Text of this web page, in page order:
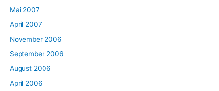
Mai 2007
April 2007
November 2006
September 2006
August 2006
April 2006